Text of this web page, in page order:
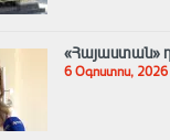
«Հայաստան»
6 Օգոստոս,